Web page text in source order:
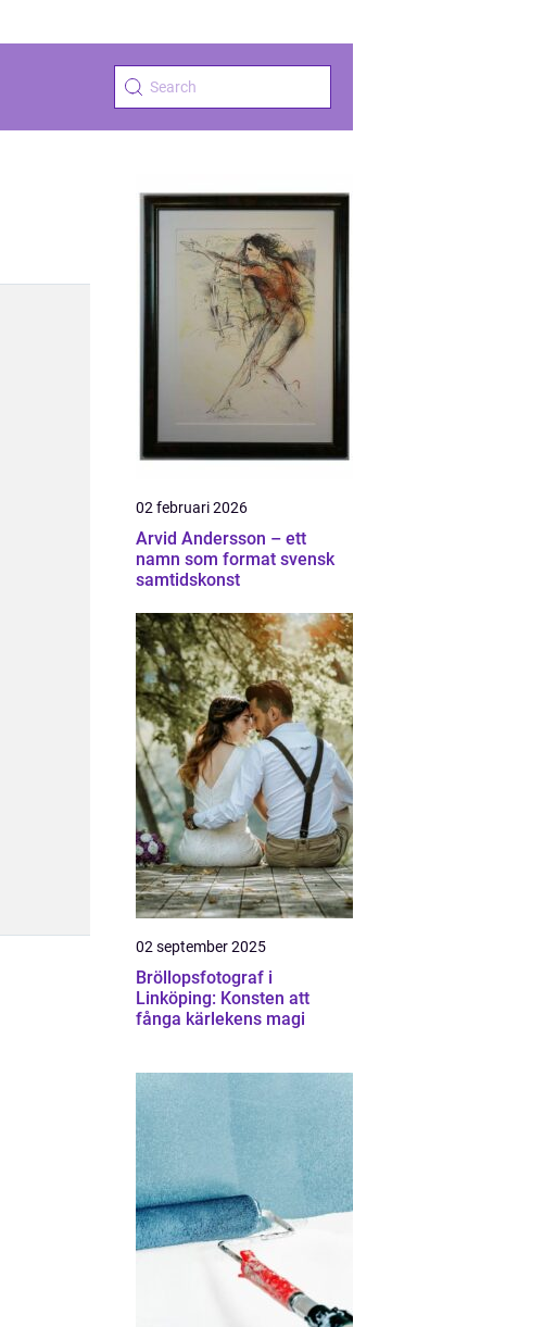
02 februari 2026
Arvid Andersson – ett
namn som format svensk
samtidskonst
02 september 2025
Bröllopsfotograf i
Linköping: Konsten att
fånga kärlekens magi